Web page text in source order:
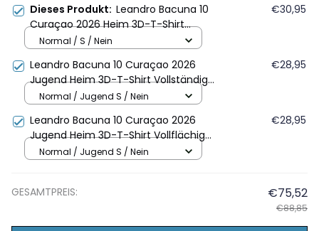
Dieses Produkt: Leandro Bacuna 10
Curaçao 2026 Heim 3D-T-Shirt
Vollständig Bedruckt - Blau
€30,95
Normal / S / Nein
Leandro Bacuna 10 Curaçao 2026
Jugend Heim 3D-T-Shirt Vollständig
Bedruckt - Blau
€28,95
Normal / Jugend S / Nein
Leandro Bacuna 10 Curaçao 2026
Jugend Heim 3D-T-Shirt Vollflächig
Bedruckt – Blau
€28,95
Normal / Jugend S / Nein
GESAMTPREIS: €75,52
€88,85